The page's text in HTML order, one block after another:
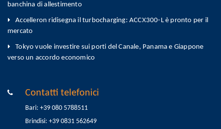
banchina di allestimento
Accelleron ridisegna il turbocharging: ACCX300-L è pronto per il
mercato
Tokyo vuole investire sui porti del Canale, Panama e Giappone
verso un accordo economico
Contatti telefonici
Bari: +39 080 5788511
Brindisi: +39 0831 562649